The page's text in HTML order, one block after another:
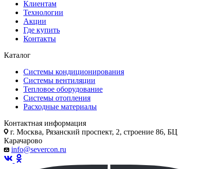
Клиентам
Технологии
Акции
Где купить
Контакты
Каталог
Системы кондиционирования
Системы вентиляции
Тепловое оборудование
Системы отопления
Расходные материалы
Контактная информация
г. Москва, Рязанский проспект, 2, строение 86, БЦ
Карачарово
info@severcon.ru